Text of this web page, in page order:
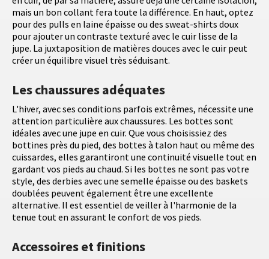
mais un bon collant fera toute la différence. En haut, optez
pour des pulls en laine épaisse ou des sweat-shirts doux
pour ajouter un contraste texturé avec le cuir lisse de la
jupe. La juxtaposition de matières douces avec le cuir peut
créer un équilibre visuel très séduisant.
Les chaussures adéquates
L'hiver, avec ses conditions parfois extrêmes, nécessite une
attention particulière aux chaussures. Les bottes sont
idéales avec une jupe en cuir. Que vous choisissiez des
bottines près du pied, des bottes à talon haut ou même des
cuissardes, elles garantiront une continuité visuelle tout en
gardant vos pieds au chaud. Si les bottes ne sont pas votre
style, des derbies avec une semelle épaisse ou des baskets
doublées peuvent également être une excellente
alternative. Il est essentiel de veiller à l'harmonie de la
tenue tout en assurant le confort de vos pieds.
Accessoires et finitions